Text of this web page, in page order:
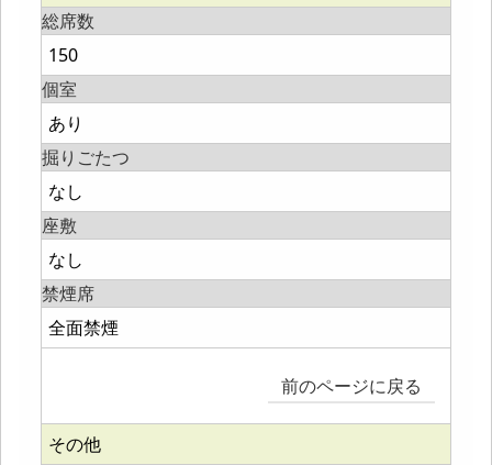
総席数
150
個室
あり
掘りごたつ
なし
座敷
なし
禁煙席
全面禁煙
前のページに戻る
その他